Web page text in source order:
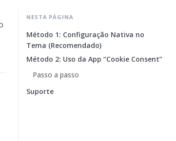
NESTA PÁGINA
Método 1: Configuração Nativa no
Tema (Recomendado)
Método 2: Uso da App “Cookie Consent”
Passo a passo
Suporte